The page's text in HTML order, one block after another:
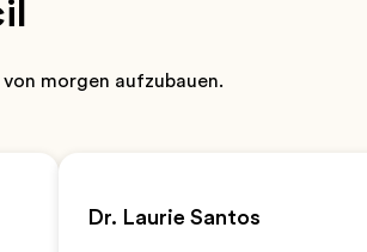
morgen aufzubauen.
Dr. Laurie Santos